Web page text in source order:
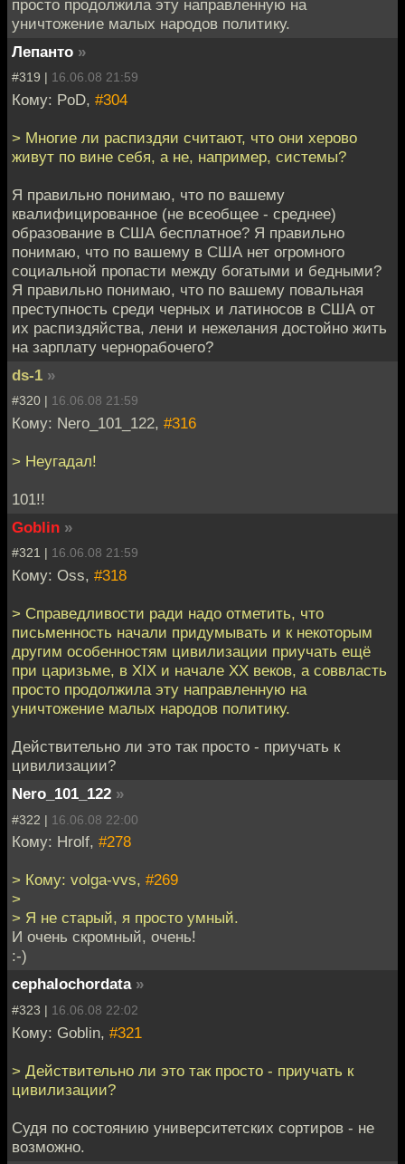
просто продолжила эту направленную на
уничтожение малых народов политику.
Лепанто »
#319 | 16.06.08 21:59
Кому: PoD, #304
> Многие ли распиздяи считают, что они херово
живут по вине себя, а не, например, системы?
Я правильно понимаю, что по вашему
квалифицированное (не всеобщее - среднее)
образование в США бесплатное? Я правильно
понимаю, что по вашему в США нет огромного
социальной пропасти между богатыми и бедными?
Я правильно понимаю, что по вашему повальная
преступность среди черных и латиносов в США от
их распиздяйства, лени и нежелания достойно жить
на зарплату чернорабочего?
ds-1 »
#320 | 16.06.08 21:59
Кому: Nero_101_122, #316
> Неугадал!
101!!
Goblin »
#321 | 16.06.08 21:59
Кому: Oss, #318
> Справедливости ради надо отметить, что
письменность начали придумывать и к некоторым
другим особенностям цивилизации приучать ещё
при царизьме, в XIX и начале XX веков, а соввласть
просто продолжила эту направленную на
уничтожение малых народов политику.
Действительно ли это так просто - приучать к
цивилизации?
Nero_101_122 »
#322 | 16.06.08 22:00
Кому: Hrolf, #278
> Кому: volga-vvs, #269
>
> Я не старый, я просто умный.
И очень скромный, очень!
:-)
cephalochordata »
#323 | 16.06.08 22:02
Кому: Goblin, #321
> Действительно ли это так просто - приучать к
цивилизации?
Судя по состоянию университетских сортиров - не
возможно.